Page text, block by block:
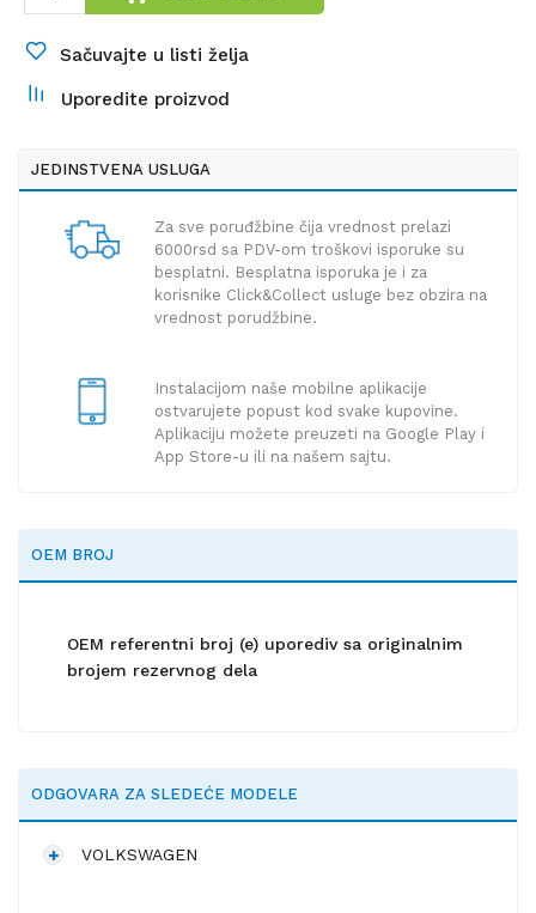
Sačuvajte u listi želja
Uporedite proizvod
JEDINSTVENA USLUGA
Za sve poruđžbine čija vrednost prelazi
6000rsd sa PDV-om troškovi isporuke su
besplatni. Besplatna isporuka je i za
korisnike Click&Collect usluge bez obzira na
vrednost porudžbine.
Instalacijom naše mobilne aplikacije
ostvarujete popust kod svake kupovine.
Aplikaciju možete preuzeti na Google Play i
App Store-u ili na našem sajtu.
OEM BROJ
OEM referentni broj (e) uporediv sa originalnim
brojem rezervnog dela
ODGOVARA ZA SLEDEĆE MODELE
VOLKSWAGEN